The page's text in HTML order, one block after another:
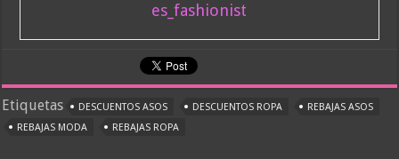
es_fashionist
Etiquetas DESCUENTOS ASOS DESCUENTOS ROPA
REBAJAS ASOS
REBAJAS MODA
REBAJAS ROPA